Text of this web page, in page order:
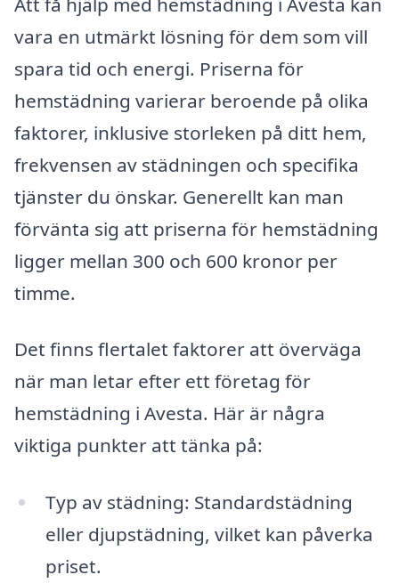
vara en utmärkt lösning för dem som vill
spara tid och energi. Priserna för
hemstädning varierar beroende på olika
faktorer, inklusive storleken på ditt hem,
frekvensen av städningen och specifika
tjänster du önskar. Generellt kan man
förvänta sig att priserna för hemstädning
ligger mellan 300 och 600 kronor per
timme.
Det finns flertalet faktorer att överväga
när man letar efter ett företag för
hemstädning i Avesta. Här är några
viktiga punkter att tänka på:
Typ av städning: Standardstädning
eller djupstädning, vilket kan påverka
priset.